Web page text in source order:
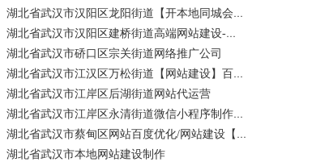
湖北省武汉市汉阳区龙阳街道【开本地同城会员推广】百度推广费用 咨询服务
湖北省武汉市汉阳区建桥街道高端网站建设-百家号注册、蓝V认证
湖北省武汉市硚口区宗关街道网络推广公司
湖北省武汉市江汉区万松街道【网站建设】百度关键词优化排名
湖北省武汉市江岸区后湖街道网站代运营
湖北省武汉市江岸区永清街道微信小程序制作公司
湖北省武汉市蔡甸区网站百度优化/网站建设【400电话申请】
湖北省武汉市本地网站建设制作